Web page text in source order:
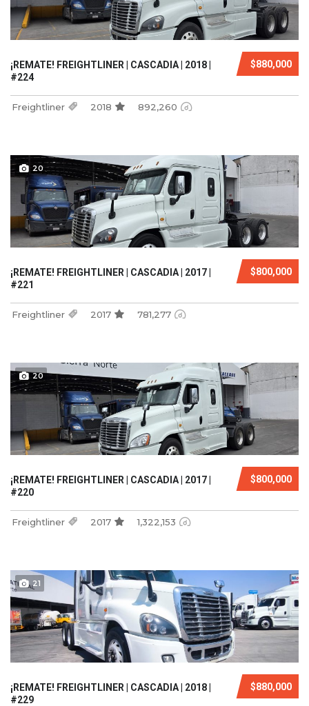
$880,000
¡REMATE! FREIGHTLINER | CASCADIA | 2018 |
#224
Freightliner 2018 892,260
20
$800,000
¡REMATE! FREIGHTLINER | CASCADIA | 2017 |
#221
Freightliner 2017 781,277
20
$800,000
¡REMATE! FREIGHTLINER | CASCADIA | 2017 |
#220
Freightliner 2017 1,322,153
21
$880,000
¡REMATE! FREIGHTLINER | CASCADIA | 2018 |
#229